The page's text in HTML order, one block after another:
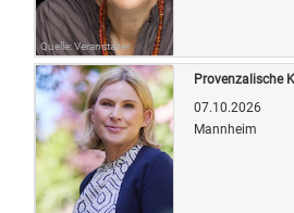
Quelle: Veranstalter
Provenzalische
07.10.2026
Mannheim